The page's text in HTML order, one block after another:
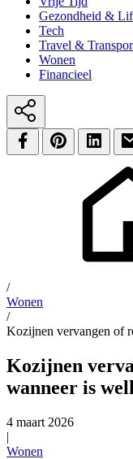
Gezondheid &
Tech
Travel &
Wonen
Financieel
/
Wonen
/
Kozijnen vervangen of
Kozijnen
wanneer is
4 maart 2026
|
Wonen